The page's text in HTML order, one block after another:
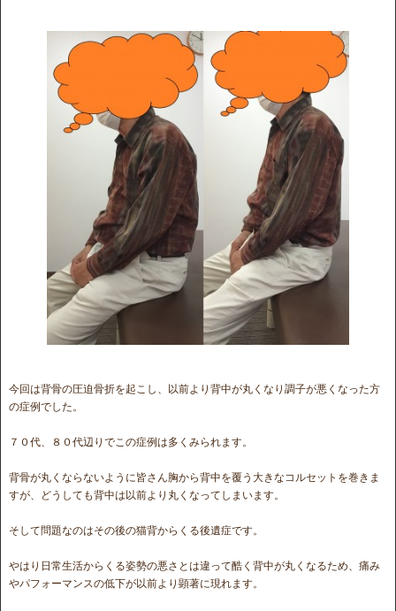
今回は背骨の圧迫骨折を起こし、以前より背中が丸くなり調子が悪くなった方
の症例でした。
７０代、８０代辺りでこの症例は多くみられます。
背骨が丸くならないように皆さん胸から背中を覆う大きなコルセットを巻きま
すが、どうしても背中は以前より丸くなってしまいます。
そして問題なのはその後の猫背からくる後遺症です。
やはり日常生活からくる姿勢の悪さとは違って酷く背中が丸くなるため、痛み
やパフォーマンスの低下が以前より顕著に現れます。